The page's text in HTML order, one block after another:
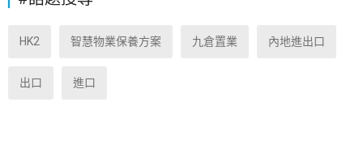
HK2 智慧物業保養方案 九倉置業 內地進出口
出口 進口